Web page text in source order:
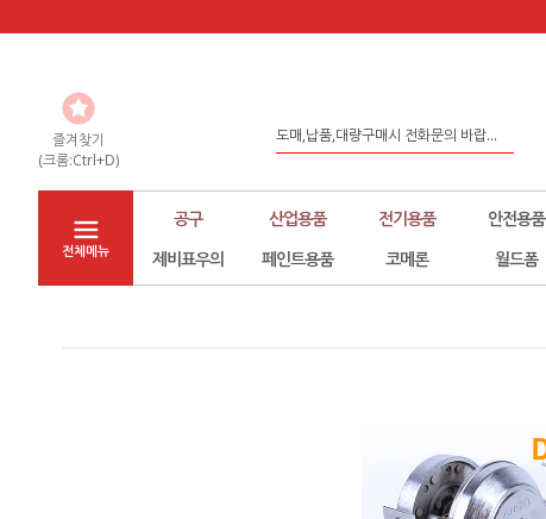
즐겨찾기
(크롬:Ctrl+D)
좀 더 나은 환경구축을 위해서 노력하...
전체메뉴
공구 산업용품 전기용품 안전용품
제비표우의
페인트용품 코메론 월드폼